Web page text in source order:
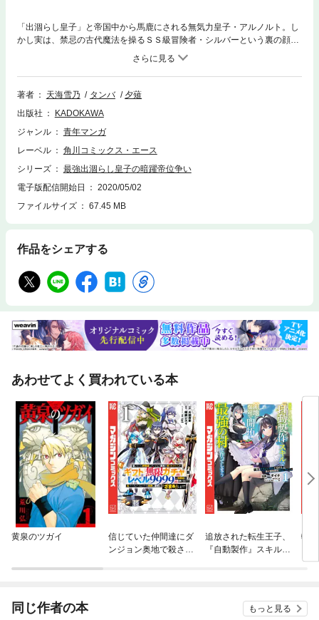
「出涸らし皇子」と帝国中から馬鹿にされる無気力皇子・アルノルト。し
かし実は、禁忌の古代魔法を操るＳＳ級冒険者・シルバーという裏の顔を
持つ最強皇子だった!? 無能を演じる最強皇子の帝位争い暗躍譚、開幕！
著者 天海雪乃 タンバ
夕薙
出版社
KADOKAWA
ジャンル
青年マンガ
レーベル
角川コミックス・エース
シリーズ
最強出涸らし皇子の暗躍帝位争い
電子版配信開始日
2020/05/02
ファイルサイズ
67.45 MB
作品をシェアする
あわせてよく買われている本
黄泉のツガイ
信じていた仲間達にダ
ンジョン奥地で殺され
追放された転生王子、
『自動製作』スキルで
で始める、楽々領地開
拓スローライフ～
転
術
同じ作者の本 もっと見る